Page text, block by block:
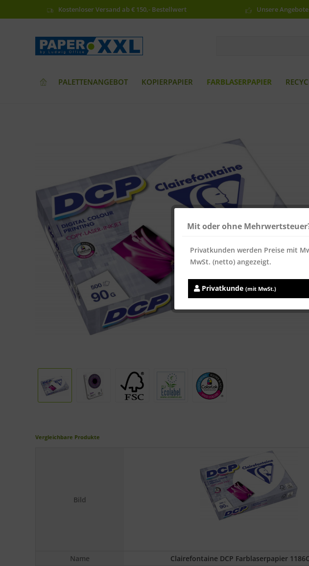
Kostenloser Versand ab € 150,- Bestellwert Unsere
PALETTENANGEBOT KOPIERPAPIER FARBLASERPAPIER
Vergleichbare Produkte
Bild
Name Clairefontaine DCP Farblaserpapier
Mit oder ohne
Privatkunden werden Preise mit
MwSt. (netto) angezeigt.
Privatkunde (mit MwSt.)